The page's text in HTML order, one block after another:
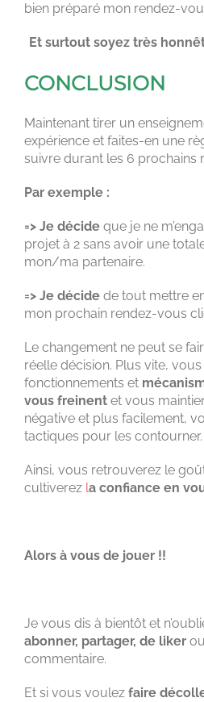
bien préparé mon rendez-
Et surtout soyez très
CONCLUSION
Maintenant tirer un
expérience et faites-en une
suivre durant les 6 prochains
Par exemple :
=> Je décide que je ne
projet à 2 sans avoir une
mon/ma partenaire.
=> Je décide de tout mettre
mon prochain rendez-vous
Le changement ne peut se
réelle décision. Plus vite,
fonctionnements et
vous freinent et vous
négative et plus facilement,
tactiques pour les contourner.
Ainsi, vous retrouverez le
cultiverez la confiance en
Alors à vous de jouer !!
Je vous dis à bientôt et
abonner, partager, de liker
commentaire.
Et si vous voulez faire